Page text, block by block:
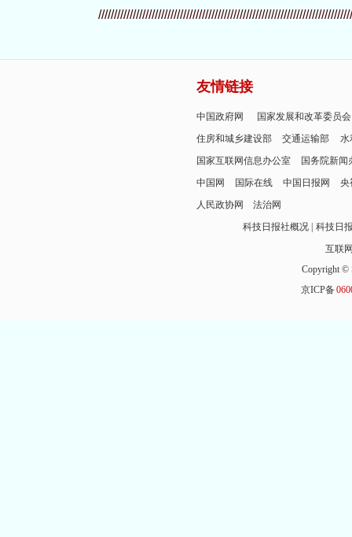
友情链接
中国政府网
国家发展和改革委员会
住房和城乡建设部
交通运输部
水
国家互联网信息办公室
国务院新闻
中国网
国际在线 中国日报网
央
人民政协网
法治网
科技日报社概况
科技日
互联
Copyright ©
京ICP备